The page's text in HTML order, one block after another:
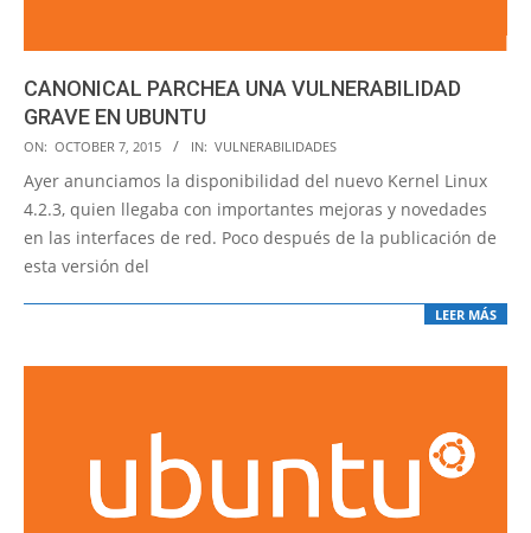
CANONICAL PARCHEA UNA VULNERABILIDAD
GRAVE EN UBUNTU
2015-
10-
07
ON: OCTOBER 7, 2015 IN: VULNERABILIDADES
Ayer anunciamos la disponibilidad del nuevo Kernel Linux
4.2.3, quien llegaba con importantes mejoras y novedades
en las interfaces de red. Poco después de la publicación de
esta versión del
LEER MÁS